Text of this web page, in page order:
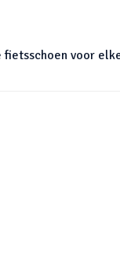
voor